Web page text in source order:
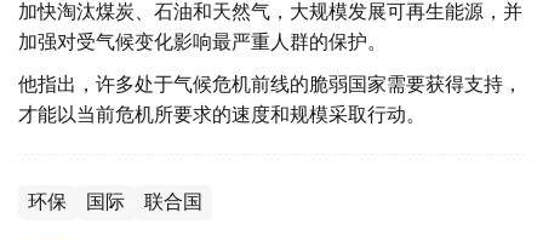
加快淘汰煤炭、石油和天然气，大规模发展可再生能源，并
加强对受气候变化影响最严重人群的保护。
他指出，许多处于气候危机前线的脆弱国家需要获得支持，
才能以当前危机所要求的速度和规模采取行动。
环保 国际 联合国